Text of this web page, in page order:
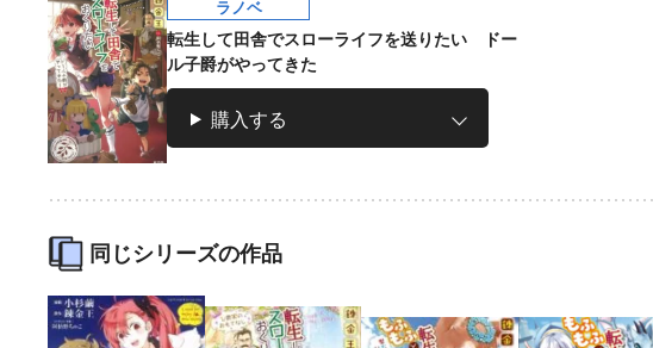
ラノベ
魔法少女育成計画
メ『魔法少女育成計
定！
マンガ
愛蔵版 花ぶらん
こゆれて
ヒミコの暗号
ラノベ
転生して田舎でスローライフを送りたい ドー
ル子爵がやってきた
購入する
同じシリーズの作品